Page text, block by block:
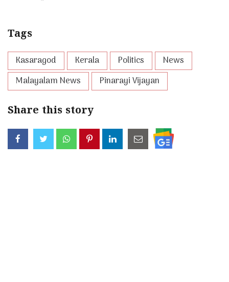
Tags
Kasaragod Kerala Politics
News
Malayalam News
Pinarayi Vijayan
Share this story